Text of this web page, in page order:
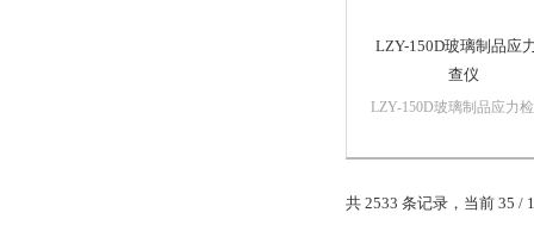
LZY-150D玻璃制品应
查仪
LZY-150D玻璃制品应力
璃厂、玻璃制品厂、实验
共 2533 条记录，当前 35 /